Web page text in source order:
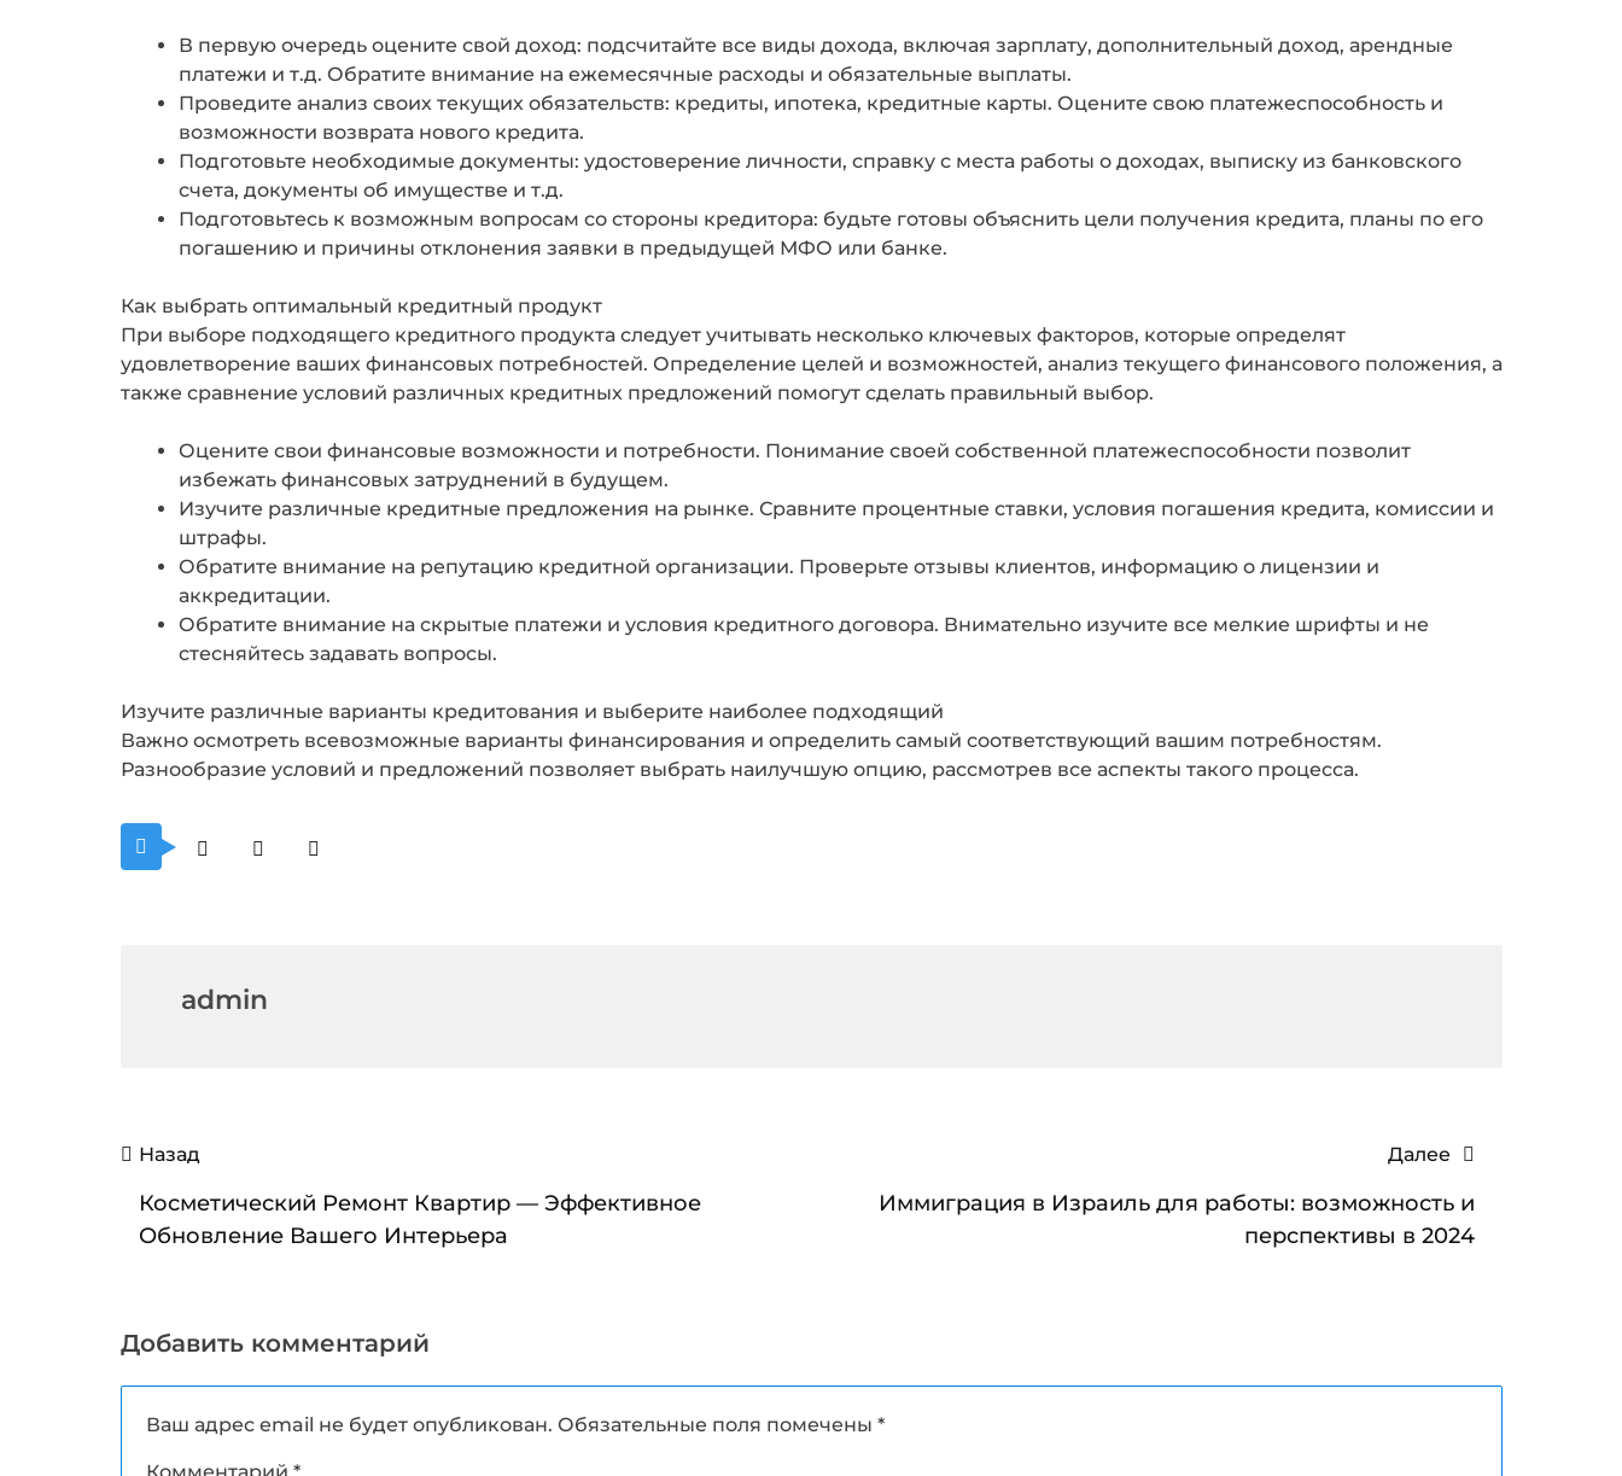
В первую очередь оцените свой доход: подсчитайте все виды дохода, включая зарплату, дополнительный доход, арендные
платежи и т.д. Обратите внимание на ежемесячные расходы и обязательные выплаты.
Проведите анализ своих текущих обязательств: кредиты, ипотека, кредитные карты. Оцените свою платежеспособность и
возможности возврата нового кредита.
Подготовьте необходимые документы: удостоверение личности, справку с места работы о доходах, выписку из банковского
счета, документы об имуществе и т.д.
Подготовьтесь к возможным вопросам со стороны кредитора: будьте готовы объяснить цели получения кредита, планы по его
погашению и причины отклонения заявки в предыдущей МФО или банке.
Как выбрать оптимальный кредитный продукт
При выборе подходящего кредитного продукта следует учитывать несколько ключевых факторов, которые определят
удовлетворение ваших финансовых потребностей. Определение целей и возможностей, анализ текущего финансового положения, а
также сравнение условий различных кредитных предложений помогут сделать правильный выбор.
Оцените свои финансовые возможности и потребности. Понимание своей собственной платежеспособности позволит
избежать финансовых затруднений в будущем.
Изучите различные кредитные предложения на рынке. Сравните процентные ставки, условия погашения кредита, комиссии и
штрафы.
Обратите внимание на репутацию кредитной организации. Проверьте отзывы клиентов, информацию о лицензии и
аккредитации.
Обратите внимание на скрытые платежи и условия кредитного договора. Внимательно изучите все мелкие шрифты и не
стесняйтесь задавать вопросы.
Изучите различные варианты кредитования и выберите наиболее подходящий
Важно осмотреть всевозможные варианты финансирования и определить самый соответствующий вашим потребностям.
Разнообразие условий и предложений позволяет выбрать наилучшую опцию, рассмотрев все аспекты такого процесса.
admin
Навигация
записям
Назад
Косметический Ремонт Квартир — Эффективное
Обновление Вашего Интерьера
Далее
Иммиграция в Израиль для работы: возможность и
перспективы в 2024
Добавить комментарий
Ваш адрес email не будет опубликован. Обязательные поля помечены *
Комментарий *